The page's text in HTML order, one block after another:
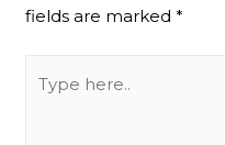
fields are marked*
here..